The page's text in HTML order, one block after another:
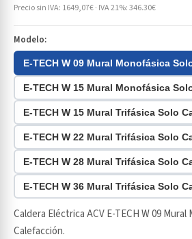
Precio sin IVA: 1649,07€ · IVA 21%: 346.30€
Modelo:
E-TECH W 09 Mural Monofásica
E-TECH W 15 Mural Monofásica
E-TECH W 15 Mural Trifásica Solo
E-TECH W 22 Mural Trifásica Solo
E-TECH W 28 Mural Trifásica Solo
E-TECH W 36 Mural Trifásica Solo
Caldera Eléctrica ACV E-TECH W 09 Mural
Calefacción.